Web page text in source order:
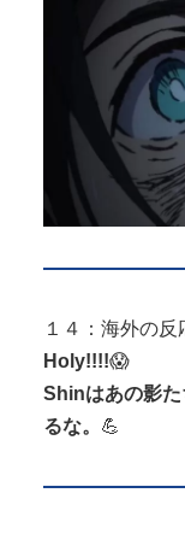
１４：海外の反
Holy!!!!😱
Shinはあの影た
るな。 💪